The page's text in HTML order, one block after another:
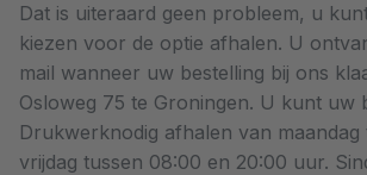
Dat is uiteraard geen probleem, u
kiezen voor de optie afhalen. U
mail wanneer uw bestelling bij ons
Osloweg 75 te Groningen. U kunt uw
Drukwerknodig afhalen van maandag
vrijdag tussen 08:00 en 20:00 uur.